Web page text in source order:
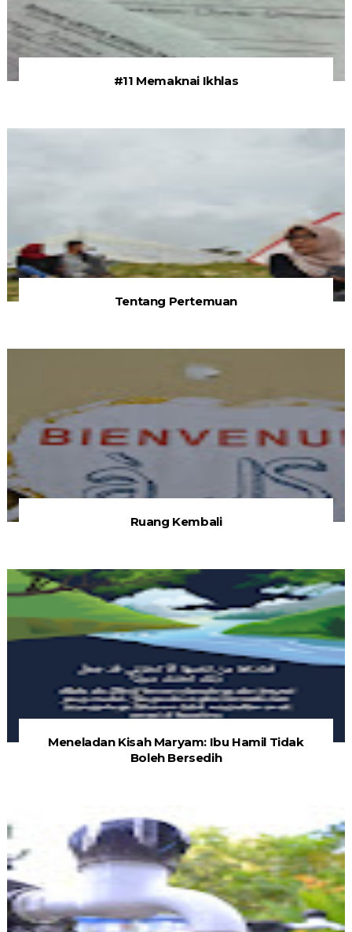
#11 Memaknai Ikhlas
Tentang Pertemuan
Ruang Kembali
Meneladan Kisah Maryam: Ibu Hamil Tidak
Boleh Bersedih